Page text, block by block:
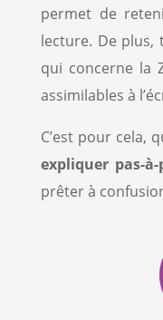
permet de
lecture. De plus,
qui concerne la
assimilables à
C’est pour cela,
expliquer pas-à-
prêter à